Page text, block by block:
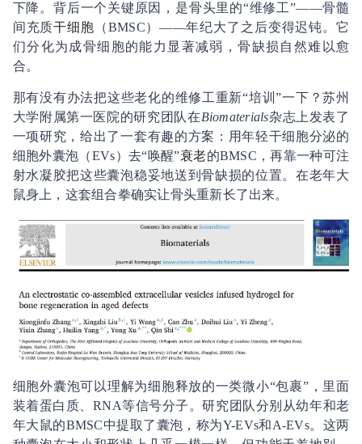
下降。背后一个关键原因，是骨头里的“维修工”——骨髓
间充质干细胞 （BMSC）——年纪大了之后变得迟钝。它
们分化为成骨细胞的能力显著减弱，骨缺损自然难以愈
合。
那有没有办法把这些老化的维修工重新“培训”一下？苏州
大学附属第一医院的研究团队在Biomaterials杂志上发表了
一项研究，给出了一套有趣的方案：用年轻干细胞分泌的
细胞外囊泡（EVs）去“唤醒”衰老的BMSC，再靠一种可注
射水凝胶把这些囊泡稳妥地送到骨缺损的位置。在老年大
鼠身上，这套组合拳确实让骨头重新长了出来。
细胞外囊泡可以理解为细胞释放的一类微小“包裹”，里面
装着蛋白质、RNA等信号分子。研究团队分别从幼年和老
年大鼠的BMSC中提取了囊泡，称为Y-EVs和A-EVs。这两